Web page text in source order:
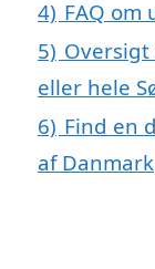
4) FAQ om
5)
eller hele
6) Find en
af Danmark